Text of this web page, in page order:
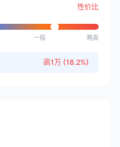
性价比
一般 略高
高1万 (18.2%)